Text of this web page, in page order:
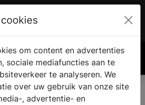
€ 0.00
om content en advertenties
sociale mediafuncties aan te
te analyseren. We
over uw gebruik van onze site
, advertentie- en